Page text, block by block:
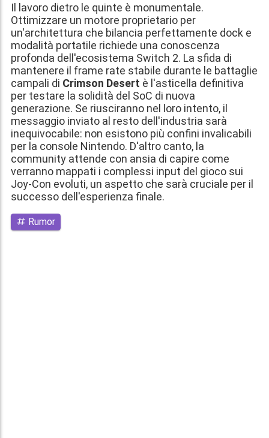
Il lavoro dietro le quinte è monumentale.
Ottimizzare un motore proprietario per
un'architettura che bilancia perfettamente dock e
modalità portatile richiede una conoscenza
profonda dell'ecosistema Switch 2. La sfida di
mantenere il frame rate stabile durante le battaglie
campali di Crimson Desert è l'asticella definitiva
per testare la solidità del SoC di nuova
generazione. Se riusciranno nel loro intento, il
messaggio inviato al resto dell'industria sarà
inequivocabile: non esistono più confini invalicabili
per la console Nintendo. D'altro canto, la
community attende con ansia di capire come
verranno mappati i complessi input del gioco sui
Joy-Con evoluti, un aspetto che sarà cruciale per il
successo dell'esperienza finale.
Rumor